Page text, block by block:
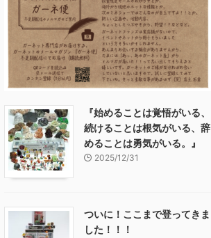
『始めることは覚悟がいる、
続けることは根気がいる、辞
めることは勇気がいる。』
2025/12/31
ついに！ここまで登ってきま
した！！！